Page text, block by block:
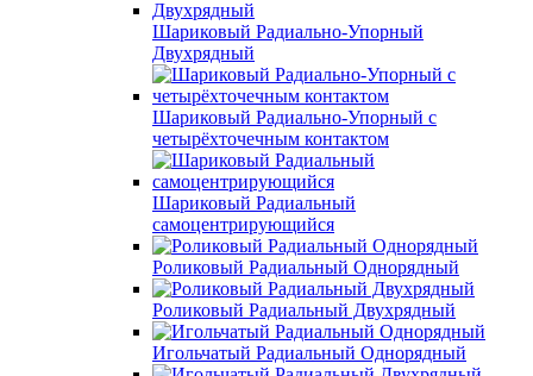
Шариковый Радиально-Упорный
Двухрядный
Шариковый Радиально-Упорный с
четырёхточечным контактом
Шариковый Радиальный
самоцентрирующийся
Роликовый Радиальный Однорядный
Роликовый Радиальный Двухрядный
Игольчатый Радиальный Однорядный